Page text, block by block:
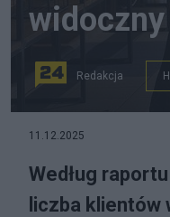
widoczny
Redakcja
11.12.2025
Według
liczba klientów